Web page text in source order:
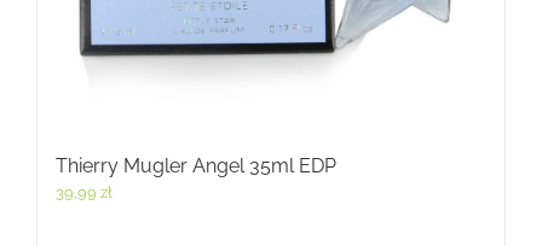
Thierry Mugler Angel 35ml EDP
39,99 zł